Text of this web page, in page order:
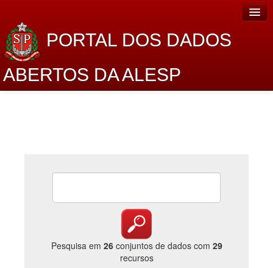
PORTAL DOS DADOS
ABERTOS DA ALESP
Lei de Acesso à Informação
Catálogo de dados
Pesquisa em 26conjuntos de dados com 29
recursos